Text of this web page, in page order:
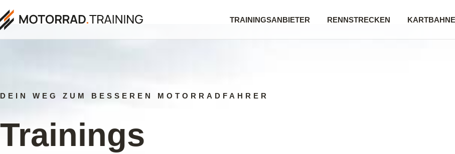
TRAININGSANBIETER RENNSTRECKEN
DEIN WEG ZUM BESSEREN MOTORRADFAHRER
Trainings